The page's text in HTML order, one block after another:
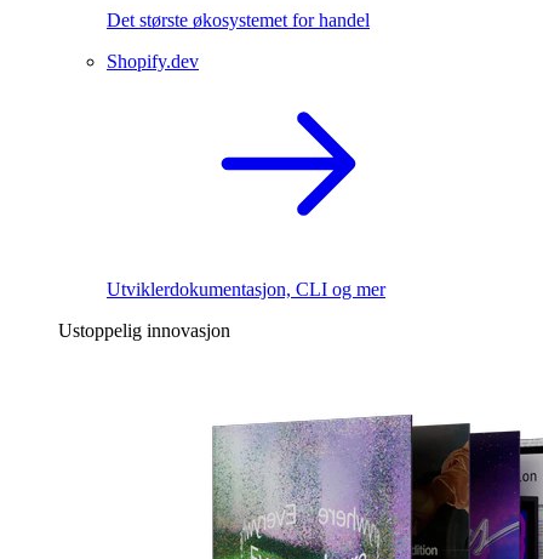
Det største økosystemet for handel
Shopify.dev
Utviklerdokumentasjon, CLI og mer
Ustoppelig innovasjon